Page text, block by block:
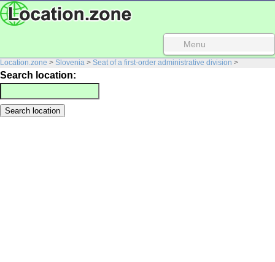
Menu
Location.zone > Slovenia > Seat of a first-order administrative division >
Search location: